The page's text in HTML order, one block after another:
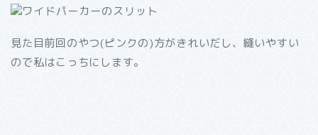
見た目前回のやつ(ピンクの)方がきれいだし、縫いやすい
ので私はこっちにします。